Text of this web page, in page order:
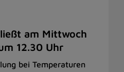
am Mittwoch
12.30 Uhr
bei Temperaturen